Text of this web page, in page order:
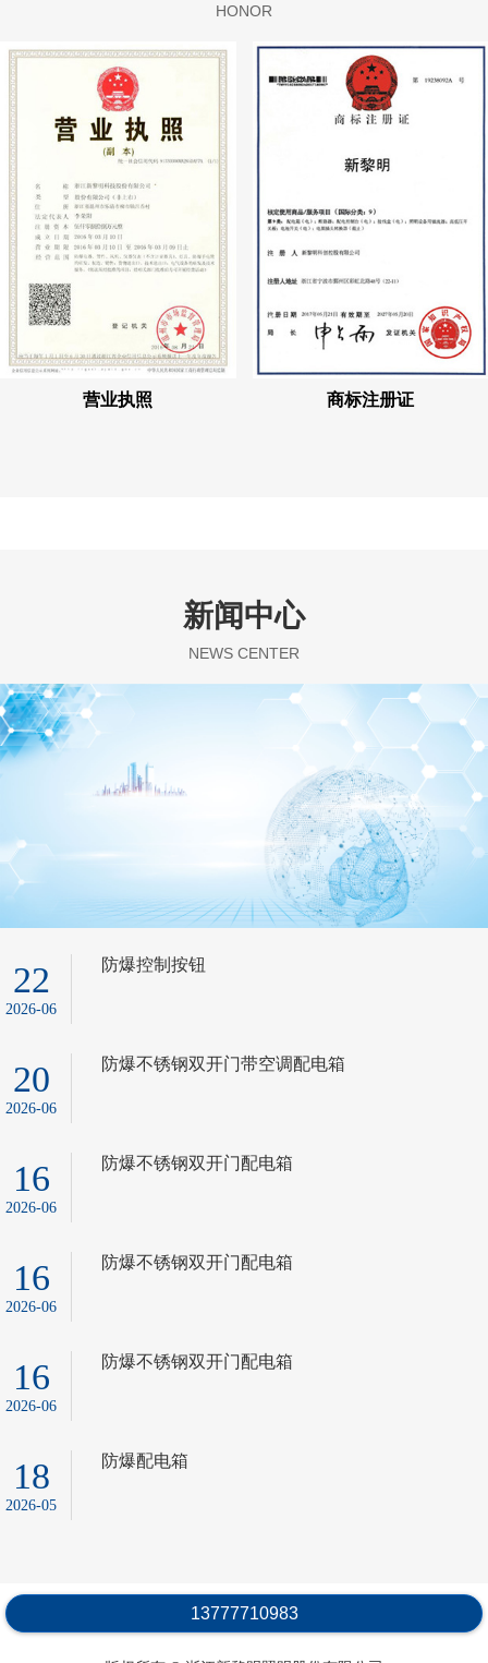
HONOR
营业执照 商标注册证
新闻中心
NEWS CENTER
22
2026-06
防爆控制按钮
20
2026-06
防爆不锈钢双开门带空调配电箱
16
2026-06
防爆不锈钢双开门配电箱
16
2026-06
防爆不锈钢双开门配电箱
16
2026-06
防爆不锈钢双开门配电箱
18
2026-05
防爆配电箱
13777710983